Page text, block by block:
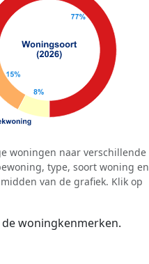
woningen naar verschillende
type, soort woning en
van de grafiek. Klik op
woningkenmerken.